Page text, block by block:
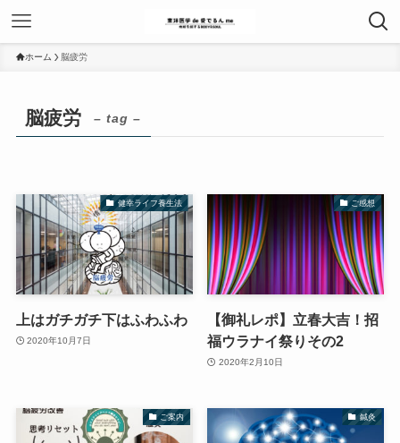
ホーム 脳疲労
脳疲労 – tag –
健幸ライフ養生法
上はガチガチ下はふわふわ
2020年10月7日
ご感想
【御礼レポ】立春大吉！招
福ウラナイ祭りその2
2020年2月10日
ご案内 鍼灸